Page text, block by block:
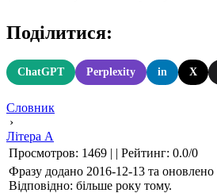
Поділитися:
ChatGPT Perplexity in X
Словник
›
Літера А
Просмотров: 1469 | | Рейтинг: 0.0/0
Фразу додано 2016-12-13 та оновлено
Відповідно: більше року тому.